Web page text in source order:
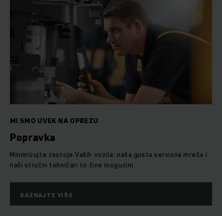
MI SMO UVEK NA OPREZU
Popravka
Minimizujte zastoje Vaših vozila: naša gusta servisna mreža i
naši stručni tehničari to čine mogućim.
SAZNAJTE VIŠE